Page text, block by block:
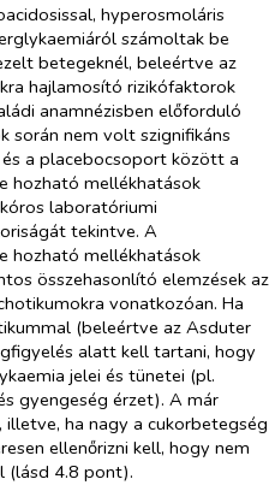
hyperosmoláris
számoltak be
betegeknél, beleértve az
hajlamosító rizikófaktorok
anamnézisben előforduló
során nem volt szignifikáns
a placebocsoport között a
hozható mellékhatások
laboratóriumi
tekintve. A
hozható mellékhatások
összehasonlító elemzések az
vonatkozóan. Ha
(beleértve az Asduter
alatt kell tartani, hogy
jelei és tünetei (pl.
gyengeség érzet). A már
ha nagy a cukorbetegség
ellenőrizni kell, hogy nem
(lásd 4.8 pont).